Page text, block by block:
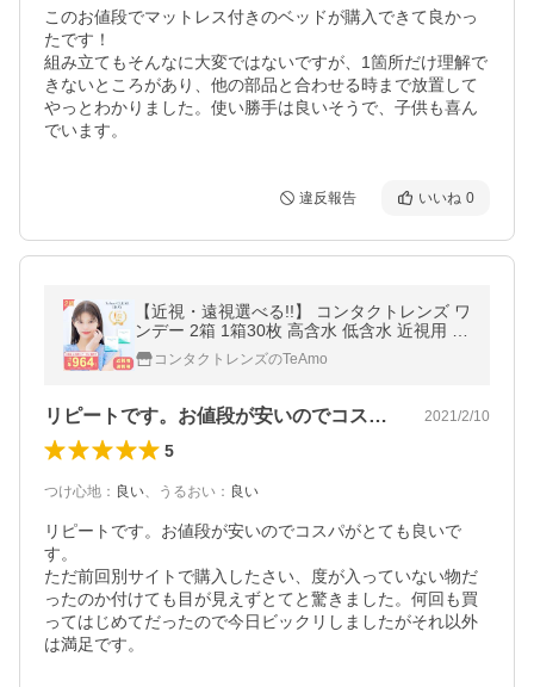
このお値段でマットレス付きのベッドが購入できて良かっ
たです！
組み立てもそんなに大変ではないですが、1箇所だけ理解で
きないところがあり、他の部品と合わせる時まで放置して
やっとわかりました。使い勝手は良いそうで、子供も喜ん
でいます。
違反報告 いいね 0
【近視・遠視選べる!!】 コンタクトレンズ ワ
ンデー 2箱 1箱30枚 高含水 低含水 近視用 遠
視用 UVカット・うるおい成分 コンタクト T
eAmo CLEAR 1DAY ティアモ
コンタクトレンズのTeAmo
リピートです。お値段が安いのでコスパが… 2021/2/10
5
つけ心地 ： 良い、 うるおい ： 良い
リピートです。お値段が安いのでコスパがとても良いで
す。
ただ前回別サイトで購入したさい、度が入っていない物だ
ったのか付けても目が見えずとてと驚きました。何回も買
ってはじめてだったので今日ビックリしましたがそれ以外
は満足です。